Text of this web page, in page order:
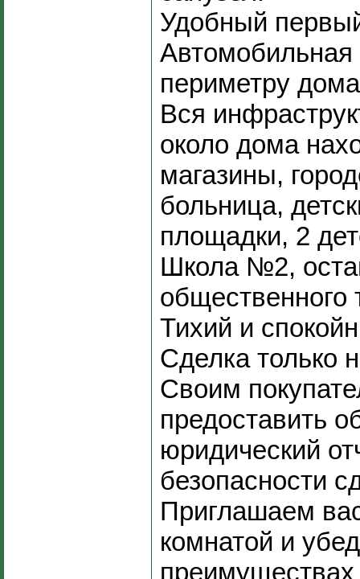
Удобный
Автомобильная
периметру
Вся
около дома
магазины,
больница,
площадки, 2
Школа №2,
общественного
Тихий и
Сделка только
Своим
предоставить
юридический
безопасности
Приглашаем
комнатой и